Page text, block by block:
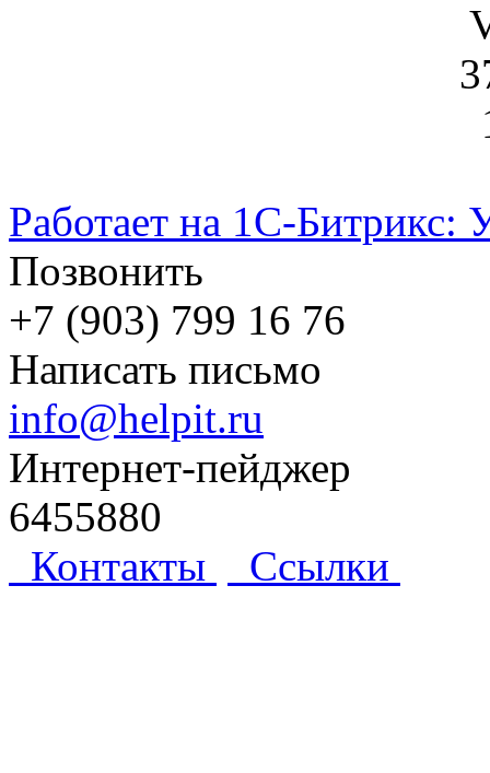
Работает на 1С-Битрикс:
Позвонить
+7 (903) 799 16 76
Написать письмо
info@helpit.ru
Интернет-пейджер
6455880
Контакты
Ссылки